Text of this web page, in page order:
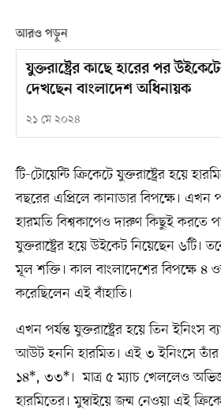
আরও পড়ুন
যুক্তরাষ্ট্রের কাছে হারের পর
দেখছেন বাংলাদেশ অধিনায়ক
২১ মে ২০২৪
টি-টোয়েন্টি ক্রিকেটে যুক্তরাষ্ট্রের হয়ে
বছরের এপ্রিলে কানাডার বিপক্ষে। এখন
হারমতি বিশ্বকাপেও দারুণ কিছুই করতে
যুক্তরাষ্ট্রের হয়ে উইকেট নিয়েছেন ৬টি।
মূল শক্তি। কাল বাংলাদেশের বিপক্ষে ৪
করেছিলেন এই বাঁহাতি।
এখন পর্যন্ত যুক্তরাষ্ট্রের হয়ে তিন ইনিংস
আউট হননি হারমিত। এই ৩ ইনিংসে
১৪*, ৩৩*। মাত্র ৫ ম্যাচ খেললেও
হারমিতের। মুম্বাইয়ে জন্ম নেওয়া এই